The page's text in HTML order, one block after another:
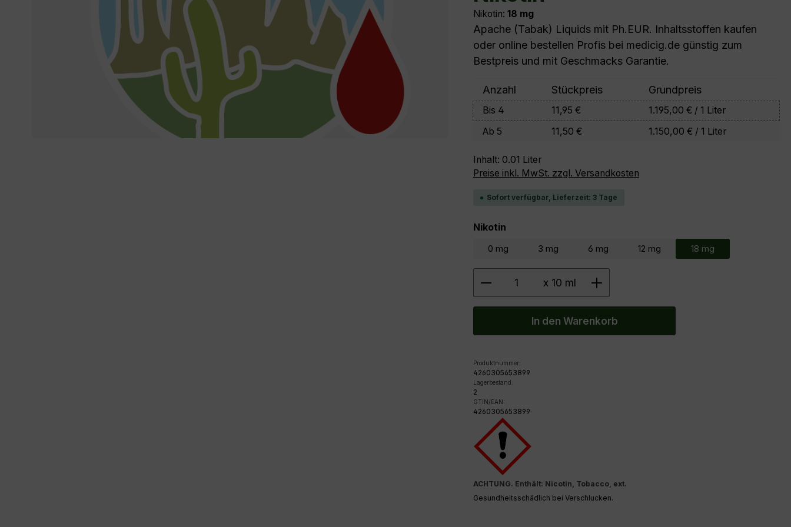
Nikotin: 18 mg
Apache (Tabak) Liquids mit Ph.EUR. Inhaltsstoffen kaufen
oder online bestellen Profis bei medicig.de günstig zum
Bestpreis und mit Geschmacks Garantie.
Anzahl Stückpreis Grundpreis
Bis 4 11,95 €
1.195,00 € / 1 Liter
Ab 5 11,50 € 1.150,00 € / 1 Liter
Inhalt: 0.01 Liter
Preise inkl. MwSt. zzgl. Versandkosten
Sofort verfügbar, Lieferzeit: 3 Tage
Nikotin
0 mg 3 mg 6 mg 12 mg 18 mg
Produkt Anzahl: Gib den gewünschten Wert
x 10 ml
In den Warenkorb
Produktnummer:
4260305653899
Lagerbestand:
2
GTIN/EAN:
4260305653899
ACHTUNG. Enthält: Nicotin, Tobacco, ext.
Gesundheitsschädlich bei Verschlucken.